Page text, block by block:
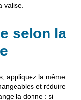
valise.
selon la
appliquez la même
et réduire
la donne : si